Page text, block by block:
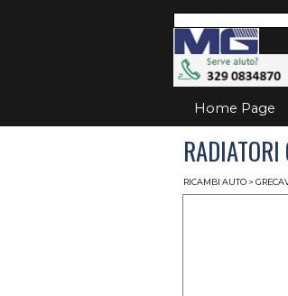
Home Page
RADIATORI
RICAMBI AUTO >